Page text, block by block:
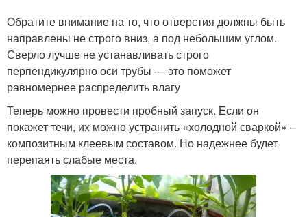
Обратите внимание на то, что отверстия должны быть
направлены не строго вниз, а под небольшим углом.
Сверло лучше не устанавливать строго
перпендикулярно оси трубы — это поможет
равномернее распределить влагу
Теперь можно провести пробный запуск. Если он
покажет течи, их можно устранить «холодной сваркой» –
композитным клеевым составом. Но надежнее будет
перепаять слабые места.